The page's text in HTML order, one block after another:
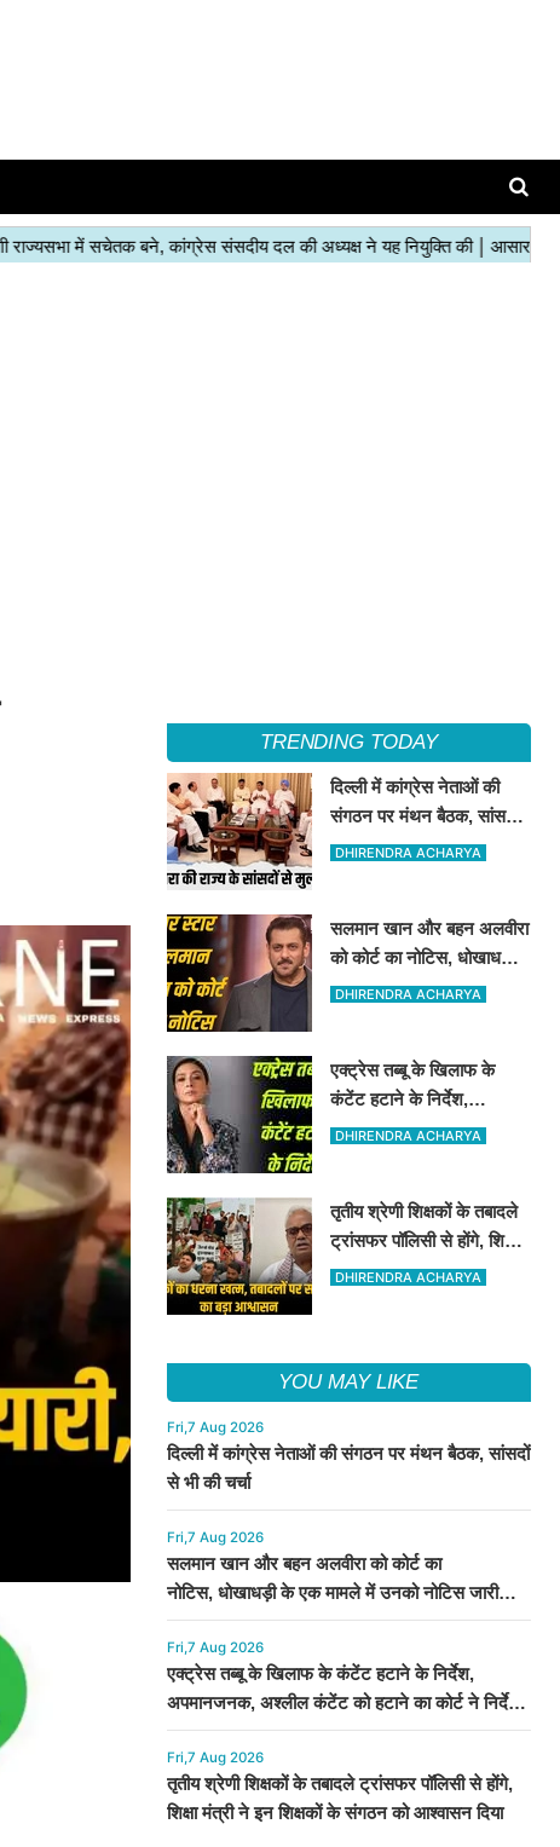
TRENDING TODAY
दिल्ली में कांग्रेस नेताओं की
संगठन पर मंथन बैठक, सांसदों
से भी की चर्चा
DHIRENDRA ACHARYA
सलमान खान और बहन अलवीरा
को कोर्ट का नोटिस, धोखाधड़ी
के एक मामले में उनको नोटिस
DHIRENDRA ACHARYA
एक्ट्रेस तब्बू के खिलाफ के
कंटेंट हटाने के निर्देश,
अपमानजनक, अश्लील कंटेंट
DHIRENDRA ACHARYA
तृतीय श्रेणी शिक्षकों के तबादले
ट्रांसफर पॉलिसी से होंगे, शिक्षा
मंत्री ने इन शिक्षकों के संगठन
DHIRENDRA ACHARYA
YOU MAY LIKE
Fri,7 Aug 2026
दिल्ली में कांग्रेस नेताओं की संगठन पर मंथन बैठक, सांसदों
से भी की चर्चा
Fri,7 Aug 2026
सलमान खान और बहन अलवीरा को कोर्ट का
नोटिस, धोखाधड़ी के एक मामले में उनको नोटिस जारी
किया गया है
Fri,7 Aug 2026
एक्ट्रेस तब्बू के खिलाफ के कंटेंट हटाने के निर्देश,
अपमानजनक, अश्लील कंटेंट को हटाने का कोर्ट ने निर्देश
दिया
Fri,7 Aug 2026
तृतीय श्रेणी शिक्षकों के तबादले ट्रांसफर पॉलिसी से होंगे,
शिक्षा मंत्री ने इन शिक्षकों के संगठन को आश्वासन दिया